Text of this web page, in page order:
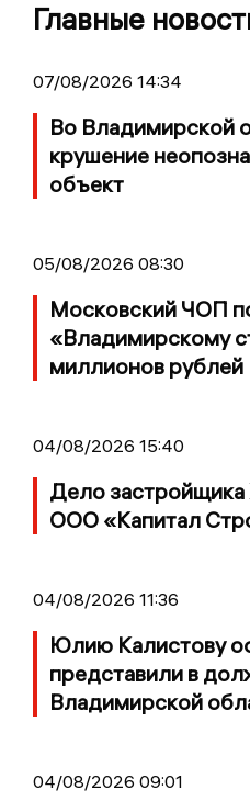
Главные
07/08/2026 14:34
Во Владимирской
крушение
объект
05/08/2026 08:30
Московский ЧОП
«Владимирскому
миллионов рублей
04/08/2026 15:40
Дело
ООО «Капитал
04/08/2026 11:36
Юлию Калистову
представили в
Владимирской
04/08/2026 09:01